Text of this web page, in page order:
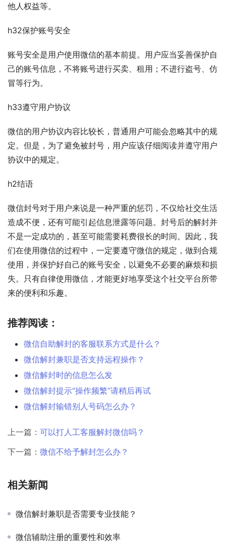
他人权益等。
h32保护账号安全
账号安全是用户使用微信的基本前提。用户应当妥善保护自
己的账号信息，不将账号进行买卖、租用；不进行盗号、仿
冒等行为。
h33遵守用户协议
微信的用户协议内容比较长，普通用户可能会忽略其中的规
定。但是，为了避免被封号，用户应该仔细阅读并遵守用户
协议中的规定。
h2结语
微信封号对于用户来说是一种严重的惩罚，不仅给社交生活
造成不便，还有可能引起信息泄露等问题。封号后的解封并
不是一定成功的，甚至可能需要耗费很长的时间。因此，我
们在使用微信的过程中，一定要遵守微信的规定，做到合规
使用，并保护好自己的账号安全，以避免不必要的麻烦和损
失。只有自律使用微信，才能更好地享受这个社交平台所带
来的便利和乐趣。
推荐阅读：
微信自助解封的客服联系方式是什么？
微信解封兼职是否支持远程操作？
微信解封时的信息怎么发
微信解封提示“操作频繁”请稍后再试
微信解封输错别人号码怎么办？
上一篇： 可以打人工客服解封微信吗？
下一篇： 微信不给予解封怎么办？
相关新闻
微信解封兼职是否需要专业技能？
微信辅助注册的重要性和效率